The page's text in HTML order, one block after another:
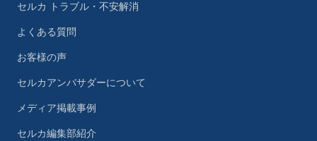
セルカ トラブル・不安解消
よくある質問
お客様の声
セルカアンバサダーについて
メディア掲載事例
セルカ編集部紹介